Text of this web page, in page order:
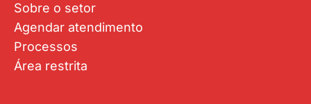
Sobre o setor
Agendar atendimento
Processos
Área restrita